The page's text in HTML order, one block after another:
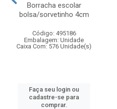
Borracha escolar
bolsa/sorvetinho 4cm
Código: 495186
Embalagem: Unidade
Caixa Com: 576 Unidade(s)
Faça seu login ou
cadastre-se para
comprar.